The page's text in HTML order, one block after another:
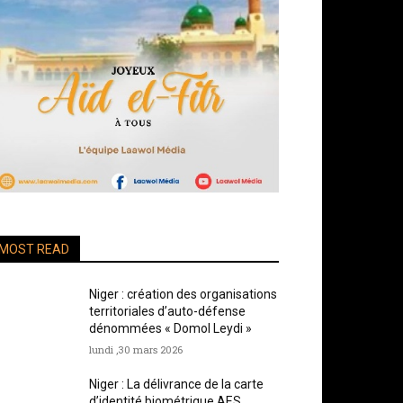
READ
Niger : création des organisations
territoriales d’auto-défense
dénommées « Domol Leydi »
lundi ,30 mars 2026
Niger : La délivrance de la carte